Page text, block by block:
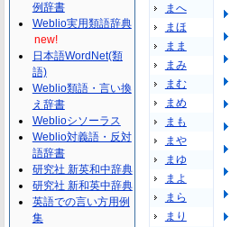
まへ
まほ
まま
まみ
まむ
まめ
まも
まや
まゆ
まよ
まら
まり
例辞書
Weblio実用類語辞典
new!
日本語WordNet(類
語)
Weblio類語・言い換
え辞書
Weblioシソーラス
Weblio対義語・反対
語辞書
研究社 新英和中辞典
研究社 新和英中辞典
英語での言い方用例
集